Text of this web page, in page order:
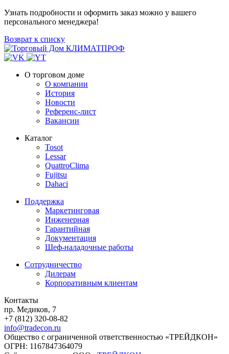
Узнать подробности и оформить заказ можно у вашего
персонального менеджера!
Возврат к списку
О торговом доме
О компании
История
Новости
Референс-лист
Вакансии
Каталог
Tosot
Lessar
QuattroClima
Fujitsu
Dahaci
Поддержка
Маркетинговая
Инженерная
Гарантийная
Документация
Шеф-наладочные работы
Сотрудничество
Дилерам
Корпоративным клиентам
Контакты
пр. Медиков, 7
+7 (812) 320-08-82
info@tradecon.ru
Общество с ограниченной ответственностью «ТРЕЙДКОН»
ОГРН: 1167847364079